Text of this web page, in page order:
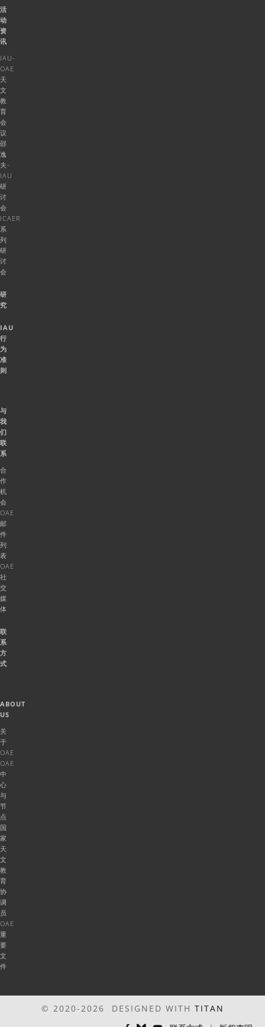
活
动
资
讯
IAU-
OAE
天
文
教
育
会
议
邵
逸
夫-
IAU
研
讨
会
ICAER
系
列
研
讨
会
研
究
IAU
行
为
准
则
与
我
们
联
系
合
作
机
会
OAE
邮
件
列
表
OAE
社
交
媒
体
联
系
方
式
ABOUT
US
关
于
OAE
OAE
中
心
与
节
点
国
家
天
文
教
育
协
调
员
OAE
重
要
文
件
© 2020-2026 DESIGNED WITH TITAN